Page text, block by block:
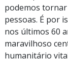
podemos
pessoas. É por
nos últimos 60
maravilhoso
humanitário